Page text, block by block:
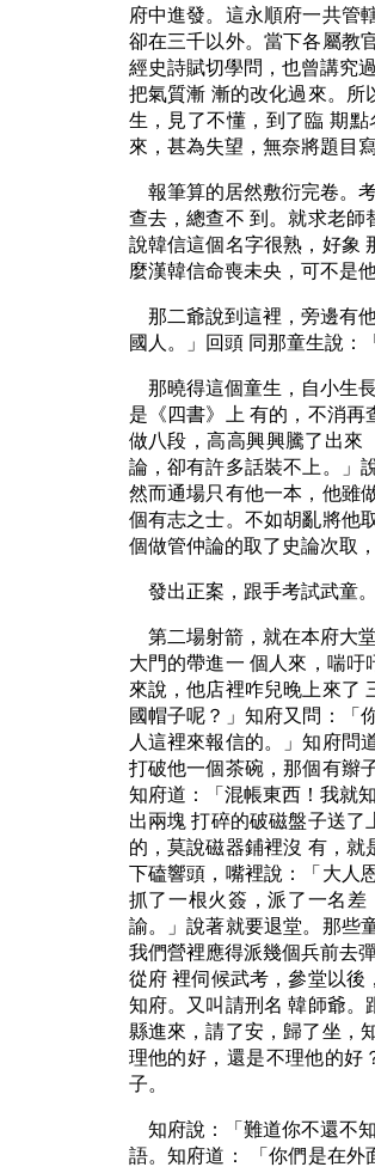
府中進發。這永順府一共管
卻在三千以外。當下各屬教
經史詩賦切學問，也曾講究
把氣質漸 漸的改化過來。
生，見了不懂，到了臨 期
來，甚為失望，無奈將題目
報筆算的居然敷衍完卷。
查去，總查不 到。就求老師
說韓信這個名字很熟，好象
麼漢韓信命喪未央，可不是
那二爺說到這裡，旁邊有
國人。」回頭 同那童生說：
那曉得這個童生，自小生
是《四書》上 有的，不消
做八段，高高興興騰了出來
論，卻有許多話裝不上。」
然而通場只有他一本，他雖
個有志之士。不如胡亂將他
個做管仲論的取了史論次取
發出正案，跟手考試武童
第二場射箭，就在本府大
大門的帶進一 個人來，喘
來說，他店裡咋兒晚上來了
國帽子呢？」知府又問：「
人這裡來報信的。」知府問
打破他一個茶碗，那個有辮
知府道：「混帳東西！我就
出兩塊 打碎的破磁盤子送
的，莫說磁器鋪裡沒 有，
下磕響頭，嘴裡說：「大人
抓了一根火簽，派了一名
諭。」說著就要退堂。那些
我們營裡應得派幾個兵前去
從府 裡伺候武考，參堂以
知府。又叫請刑名 韓師爺
縣進來，請了安，歸了坐，
理他的好，還是不理他的好
子。
知府說：「難道你不還不
語。知府道： 「你們是在外